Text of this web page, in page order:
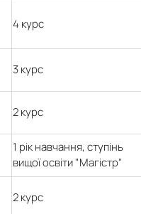
4 курс
3 курс
2 курс
1 рік навчання, ступінь
вищої освіти "Магістр"
2 курс